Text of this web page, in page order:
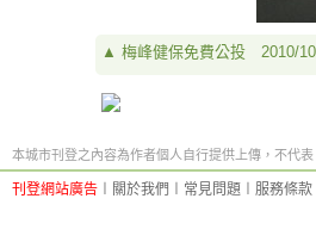
▲ 梅峰健保免費公投 2010/
本城市刊登之內容為作者個人自行提供上傳，不代表
刊登網站廣告 關於我們 常見問題 服務條款